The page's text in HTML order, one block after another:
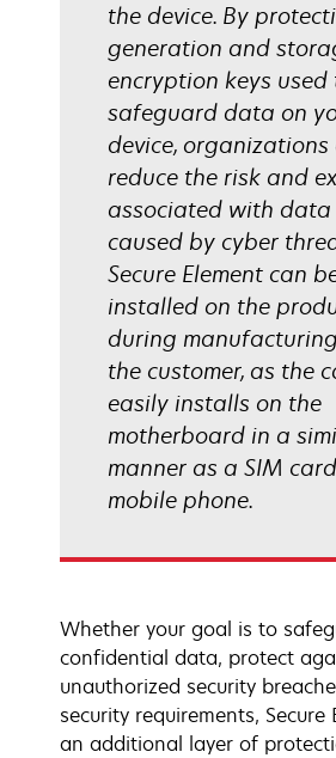
the device. By
generation and
encryption keys used
safeguard data on
device, organizations
reduce the risk and
associated with data
caused by cyber
Secure Element can
installed on the
during
the customer, as the
easily installs on the
motherboard in a
manner as a SIM
mobile phone.
Whether your goal is to
confidential data, protect
unauthorized security
security requirements, Secure
an additional layer of